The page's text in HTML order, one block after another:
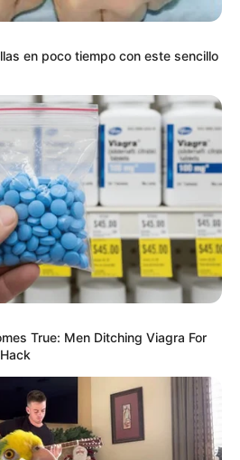
en poco tiempo con este sencillo
True: Men Ditching Viagra For